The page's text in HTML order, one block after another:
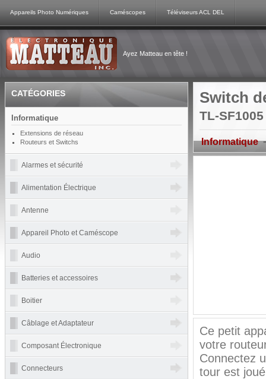
Appareils Photo Numériques Caméscopes Téléviseurs ACL DEL
Ayez Matteau en tête !
Switch
TL-
Informatique
Ce petit
votre
Connectez
tour est
CATÉGORIES
Informatique
Extensions de réseau
Routeurs et Switchs
Alarmes et sécurité
Alimentation Électrique
Antenne
Appareil Photo et Caméscope
Audio
Batteries et accessoires
Boitier
Câblage et Adaptateur
Composant Électronique
Connecteurs